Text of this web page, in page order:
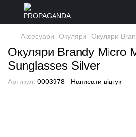
Аксесуари Окуляри Окуляри
Окуляри Brandy Micro
Sunglasses Silver
Артикул: 0003978 Написати відгук